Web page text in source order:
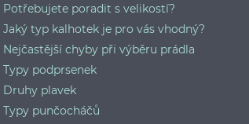
Potřebujete poradit s velikostí?
Jaký typ kalhotek je pro vás vhodný?
Nejčastější chyby při výběru prádla
Typy podprsenek
Druhy plavek
Typy punčocháčů